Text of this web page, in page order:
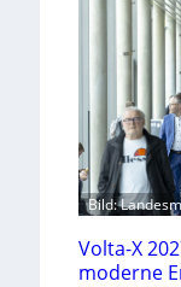
Bild:
Volta-X
moderne